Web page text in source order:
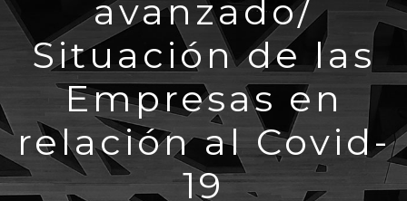
avanzado/
Situación de las
Empresas en
relación al Covid-
19